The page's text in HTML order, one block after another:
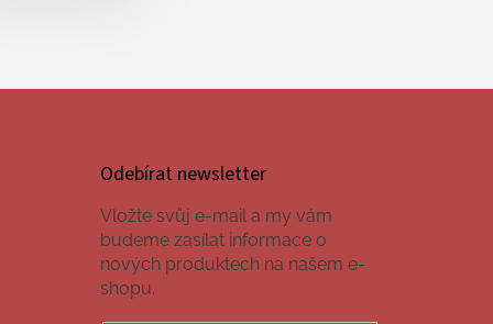
Odebírat newsletter
Vložte svůj e-mail a my vám
budeme zasílat informace o
nových produktech na našem e-
shopu.